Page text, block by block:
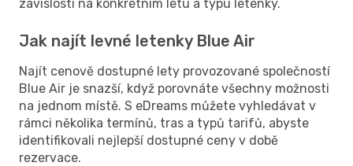
závislosti na konkrétním letu a typu letenky.
Jak najít levné letenky Blue Air
Najít cenově dostupné lety provozované společností
Blue Air je snazší, když porovnáte všechny možnosti
na jednom místě. S eDreams můžete vyhledávat v
rámci několika termínů, tras a typů tarifů, abyste
identifikovali nejlepší dostupné ceny v době
rezervace.